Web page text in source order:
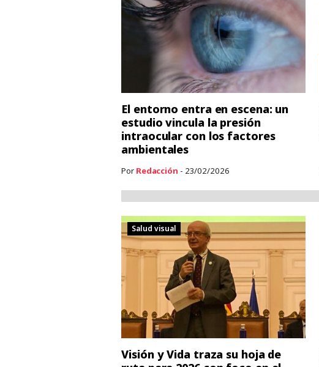
El entorno entra en escena: un
estudio vincula la presión
intraocular con los factores
ambientales
Por Redacción - 23/02/2026
Salud visual
Visión y Vida traza su hoja de